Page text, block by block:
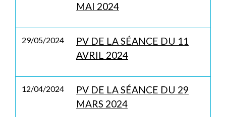
MAI 2024
29/05/2024
PV DE LA SÉANCE DU 11
AVRIL 2024
12/04/2024
PV DE LA SÉANCE DU 29
MARS 2024